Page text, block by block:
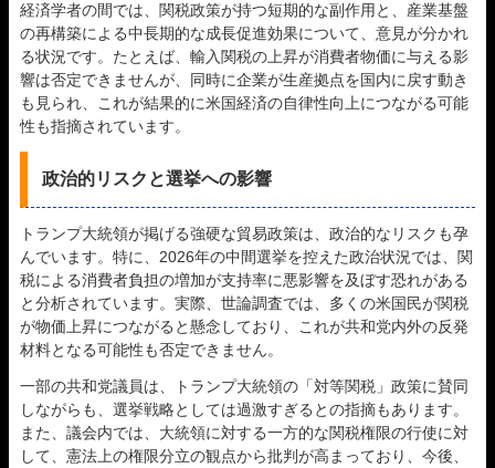
経済学者の間では、関税政策が持つ短期的な副作用と、産業基盤
の再構築による中長期的な成長促進効果について、意見が分かれ
る状況です。たとえば、輸入関税の上昇が消費者物価に与える影
響は否定できませんが、同時に企業が生産拠点を国内に戻す動き
も見られ、これが結果的に米国経済の自律性向上につながる可能
性も指摘されています。
政治的リスクと選挙への影響
トランプ大統領が掲げる強硬な貿易政策は、政治的なリスクも孕
んでいます。特に、2026年の中間選挙を控えた政治状況では、関
税による消費者負担の増加が支持率に悪影響を及ぼす恐れがある
と分析されています。実際、世論調査では、多くの米国民が関税
が物価上昇につながると懸念しており、これが共和党内外の反発
材料となる可能性も否定できません。
一部の共和党議員は、トランプ大統領の「対等関税」政策に賛同
しながらも、選挙戦略としては過激すぎるとの指摘もあります。
また、議会内では、大統領に対する一方的な関税権限の行使に対
して、憲法上の権限分立の観点から批判が高まっており、今後、